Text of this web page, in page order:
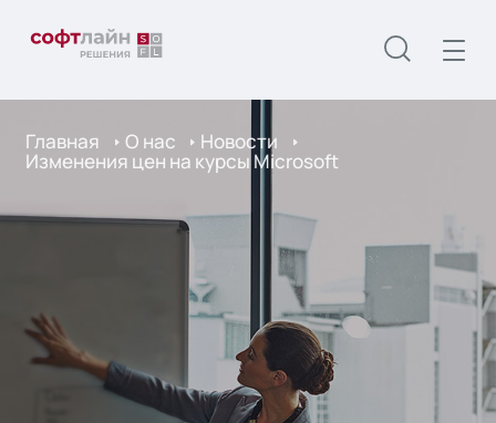
Главная О нас Новости
Изменения цен на курсы Microsoft